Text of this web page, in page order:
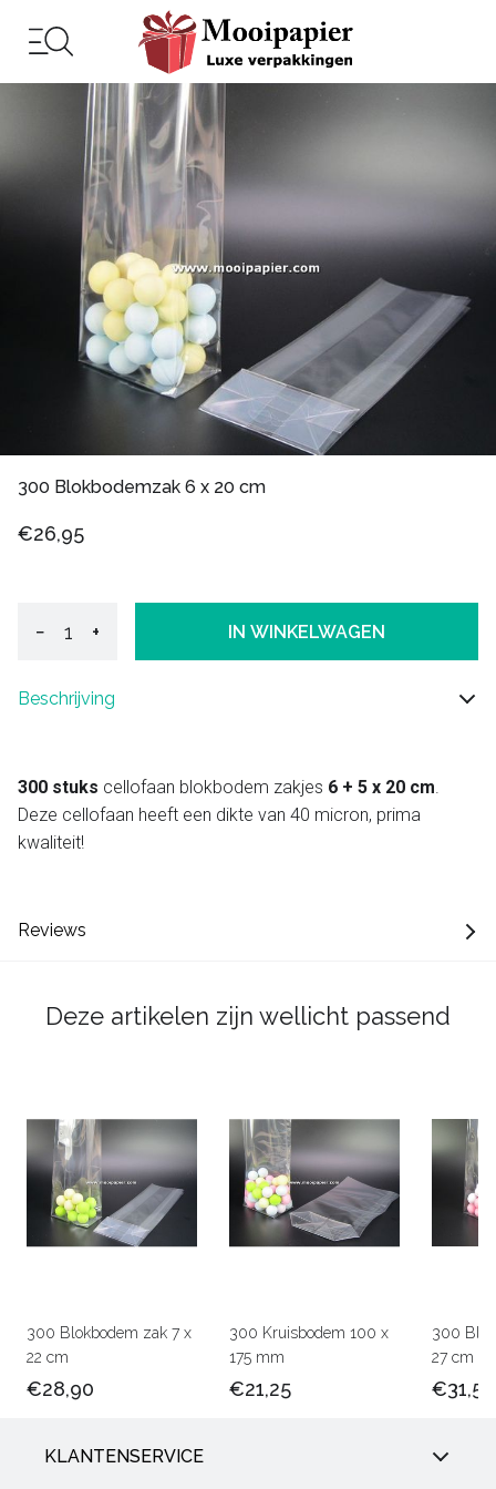
300 Blokbodemzak 6 x 20 cm
€26,95
− + IN WINKELWAGEN
Beschrijving
300 stuks cellofaan blokbodem zakjes 6 + 5 x 20 cm.
Deze cellofaan heeft een dikte van 40 micron, prima
kwaliteit!
Reviews
Deze artikelen zijn wellicht passend
300 Blokbodem zak 7 x
22 cm
€28,90
300 Kruisbodem 100 x
175 mm
€21,25
300
27 cm
€31,50
KLANTENSERVICE